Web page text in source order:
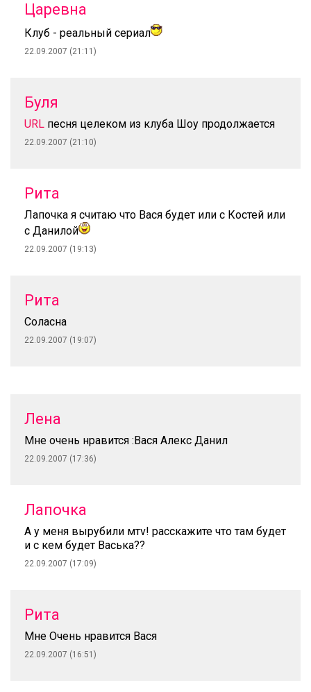
Царевна
Клуб - реальный сериал
22.09.2007 (21:11)
Буля
URL песня целеком из клуба Шоу продолжается
22.09.2007 (21:10)
Рита
Лапочка я считаю что Вася будет или с Костей или
с Данилой
22.09.2007 (19:13)
Рита
Соласна
22.09.2007 (19:07)
Лена
Мне очень нравится :Вася Алекс Данил
22.09.2007 (17:36)
Лапочка
А у меня вырубили мтv! расскажите что там будет
и с кем будет Васька??
22.09.2007 (17:09)
Рита
Мне Очень нравится Вася
22.09.2007 (16:51)